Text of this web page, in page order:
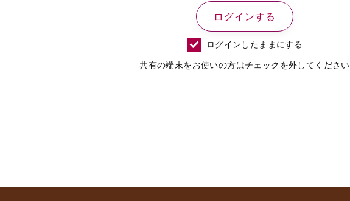
ログインしたままにする
共有の端末をお使いの方はチェックを外してください